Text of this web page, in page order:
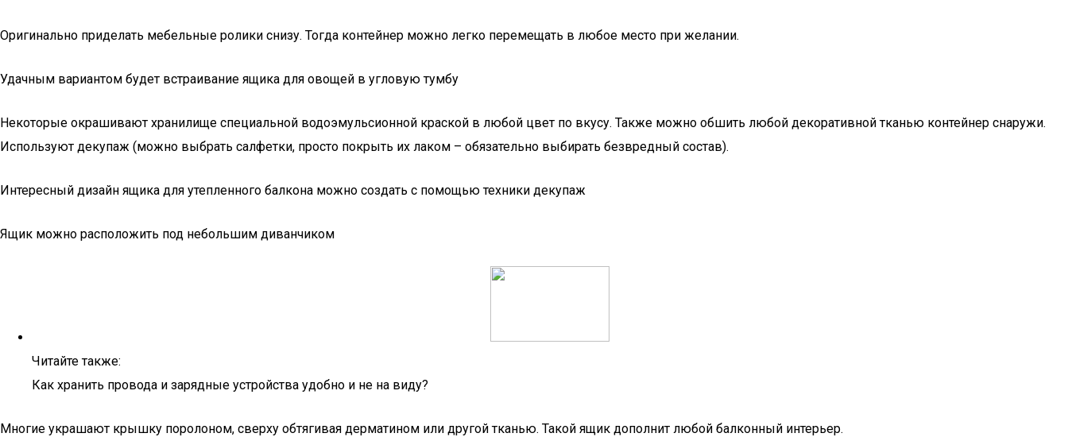
Оригинально приделать мебельные ролики снизу. Тогда контейнер можно легко перемещать в любое место при желании.
Удачным вариантом будет встраивание ящика для овощей в угловую тумбу
Некоторые окрашивают хранилище специальной водоэмульсионной краской в любой цвет по вкусу. Также можно обшить любой декоративной тканью контейнер снаружи.
Используют декупаж (можно выбрать салфетки, просто покрыть их лаком – обязательно выбирать безвредный состав).
Интересный дизайн ящика для утепленного балкона можно создать с помощью техники декупаж
Ящик можно расположить под небольшим диванчиком
Читайте также:
Как хранить провода и зарядные устройства удобно и не на виду?
Многие украшают крышку поролоном, сверху обтягивая дерматином или другой тканью. Такой ящик дополнит любой балконный интерьер.